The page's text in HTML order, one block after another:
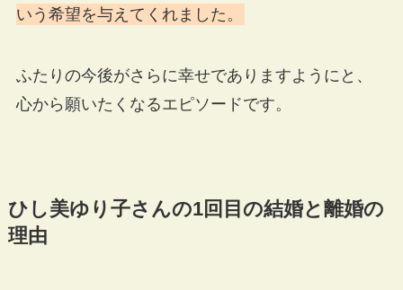
いう希望を与えてくれました。
ふたりの今後がさらに幸せでありますようにと、
心から願いたくなるエピソードです。
ひし美ゆり子さんの1回目の結婚と離婚の
理由